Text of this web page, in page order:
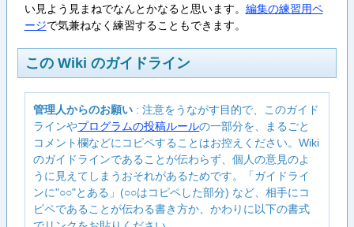
い見よう見まねでなんとかなると思います。 編集の練習用ペ
ージで気兼ねなく練習することもできます。
この Wiki のガイドライン
管理人からのお願い : 注意をうながす目的で、このガイド
ラインやプログラムの投稿ルールの一部分を、まるごと
コメント欄などにコピペすることはお控えください。Wiki
のガイドラインであることが伝わらず、個人の意見のよ
うに見えてしまうおそれがあるためです。「ガイドライ
ンに"○○"とある」(○○はコピペした部分) など、相手にコ
ピペであることが伝わる書き方か、かわりに以下の書式